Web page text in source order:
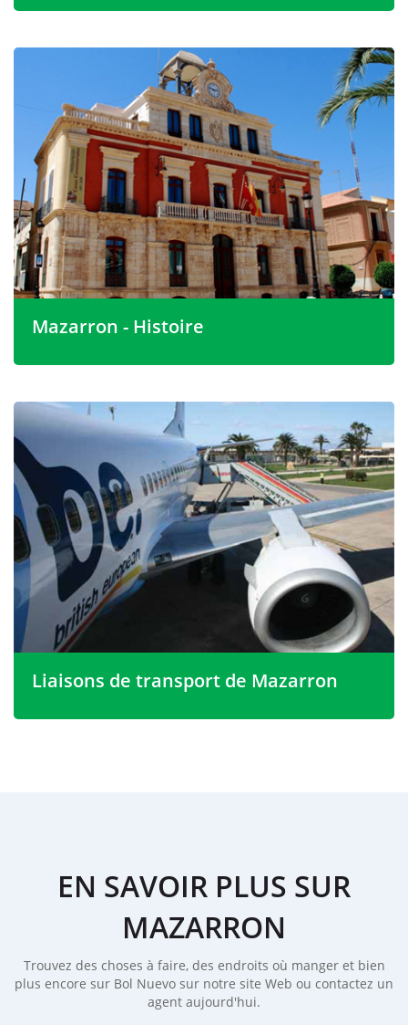
ville est facilement accessible en voiture depuis Murcie
et son aéroport, et il y a un accès rapide à la principale
autoroute côtière nord-sud
Mazarron - Histoire
Elle est liée depuis des millénaires à la richesse minière
de ses chaînes de montagnes, riches en plomb, zinc,
argent, fer, alun et ocre rouge. Il y a des traces
d'exploitations phéniciennes, carthaginoises et
romaines et la richesse minérale de la région a
également attiré les Maures. Les Romains y ont
également fondé des usines pour produire du garum,
une sauce de poisson salée très prisée dans la capitale
de l'Empire.
Liaisons de transport de Mazarron
accès à partir d'un éperon de l'autoroute
méditerranéenne nord-sud à proximité de la ville,
sud et à Carthagène au nord.
EN SAVOIR PLUS SUR
MAZARRON
Trouvez des choses à faire, des endroits où manger et bien
plus encore sur Bol Nuevo sur notre site Web ou contactez un
agent aujourd'hui.